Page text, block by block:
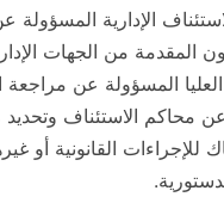
الإدارية المسؤولة
المقدمة من الجهات
المسؤولة عن مراجعة
محاكم الاستئناف وتحديد
للإجراءات القانونية أو